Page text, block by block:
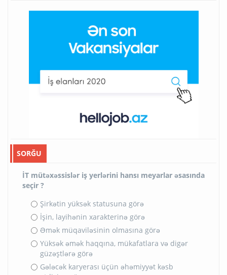
SORĞU
İT mütəxəssislər iş yerlərini hansı meyarlar əsasında
seçir ?
Şirkətin yüksək statusuna görə
İşin, layihənin xarakterinə görə
Əmək müqaviləsinin olmasına görə
Yüksək əmək haqqına, mükafatlara və digər
güzəştlərə görə
Gələcək karyerası üçün əhəmiyyət kəsb